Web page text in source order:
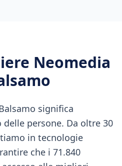
Neomedia
significa
delle persone. Da oltre 30
in tecnologie
che i 71.840